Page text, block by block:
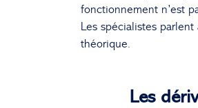
fonctionnement n’est
Les spécialistes parlent
théorique.
Les